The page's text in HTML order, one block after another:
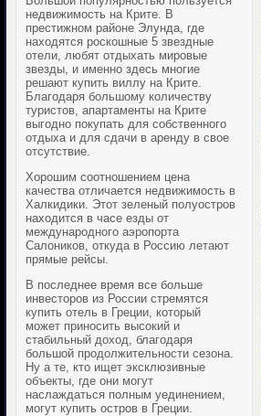
недвижимость на Крите. В
престижном районе Элунда, где
находятся роскошные 5 звездные
отели, любят отдыхать мировые
звезды, и именно здесь многие
решают купить виллу на Крите.
Благодаря большому количеству
туристов, апартаменты на Крите
выгодно покупать для собственного
отдыха и для сдачи в аренду в свое
отсутствие.
Хорошим соотношением цена
качества отличается недвижимость в
Халкидики. Этот зеленый полуостров
находится в часе езды от
международного аэропорта
Салоников, откуда в Россию летают
прямые рейсы.
В последнее время все больше
инвесторов из России стремятся
купить отель в Греции, который
может приносить высокий и
стабильный доход, благодаря
большой продолжительности сезона.
Ну а те, кто ищет эксклюзивные
объекты, где они могут
наслаждаться полным уединением,
могут купить остров в Греции.